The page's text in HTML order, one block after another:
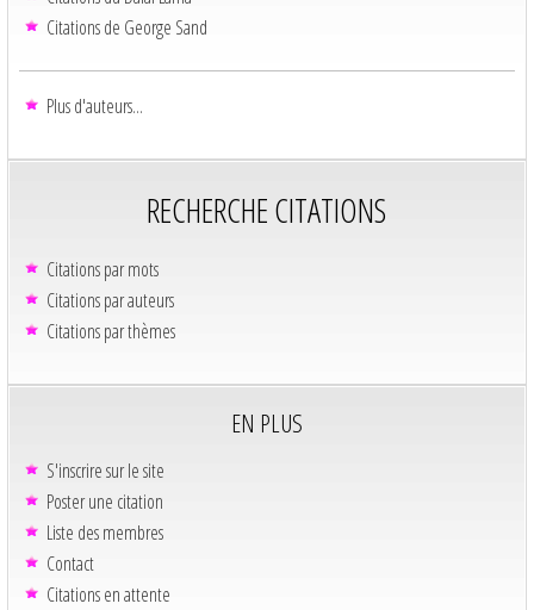
Citations de George Sand
Plus d'auteurs...
RECHERCHE CITATIONS
Citations par mots
Citations par auteurs
Citations par thèmes
EN PLUS
S'inscrire sur le site
Poster une citation
Liste des membres
Contact
Citations en attente